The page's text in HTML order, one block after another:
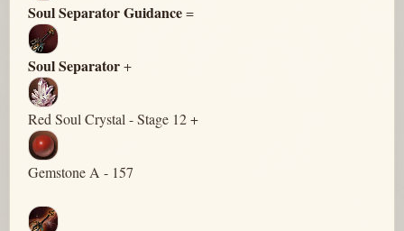
Soul Separator Guidance=
Soul Separator+
Red Soul Crystal - Stage 12 +
Gemstone A - 157